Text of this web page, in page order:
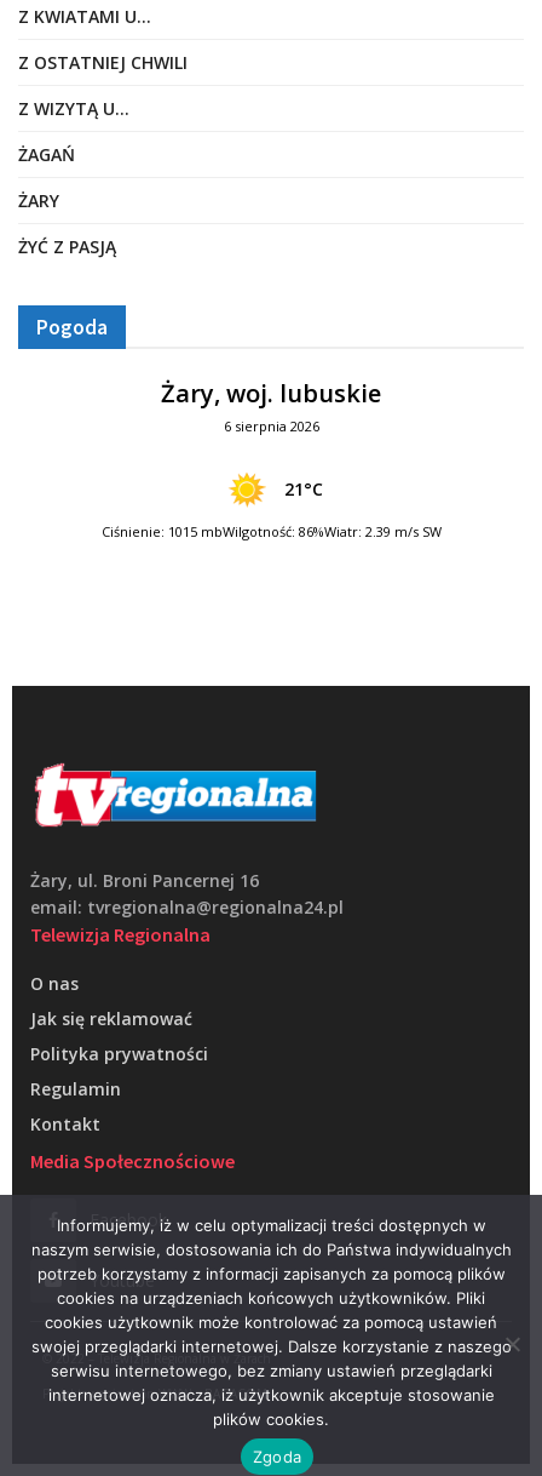
Z KWIATAMI U…
Z OSTATNIEJ CHWILI
Z WIZYTĄ U…
ŻAGAŃ
ŻARY
ŻYĆ Z PASJĄ
Pogoda
Żary, woj. lubuskie
6 sierpnia 2026
21°C
Ciśnienie: 1015 mbWilgotność: 86%Wiatr: 2.39 m/s SW
Żary, ul. Broni Pancernej 16
email: tvregionalna@regionalna24.pl
Telewizja Regionalna
O nas
Jak się reklamować
Polityka prywatności
Regulamin
Kontakt
Media Społecznościowe
Facebook
Youtube
© 2022 – Telewizja Regionalna w Żarach
Projektowanie stron WWW –RAGACOM
Informujemy, iż w celu optymalizacji treści dostępnych w
naszym serwisie, dostosowania ich do Państwa indywidualnych
potrzeb korzystamy z informacji zapisanych za pomocą plików
cookies na urządzeniach końcowych użytkowników. Pliki
cookies użytkownik może kontrolować za pomocą ustawień
swojej przeglądarki internetowej. Dalsze korzystanie z naszego
serwisu internetowego, bez zmiany ustawień przeglądarki
internetowej oznacza, iż użytkownik akceptuje stosowanie
plików cookies.
Zgoda